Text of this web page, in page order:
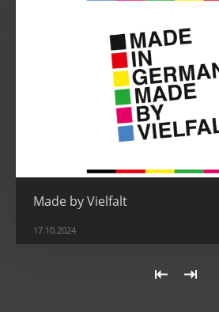
Made by Vielfalt
17.10.2024
« Last